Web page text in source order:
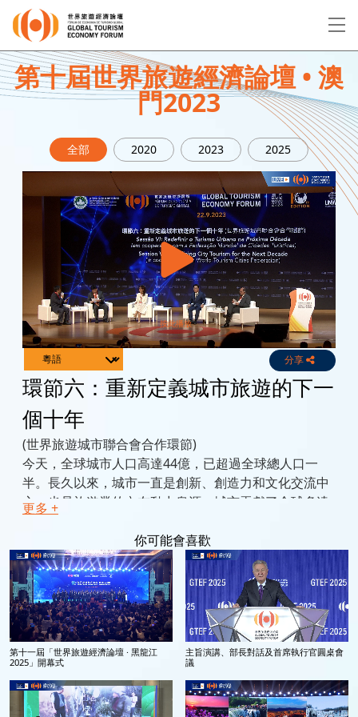
EN 繁 简
關於論壇
論壇議程
演講者
第十屆世界旅遊經濟論壇 • 澳
門2023
全部 2020 2023 2025
Channels 分享
環節六：重新定義城市旅遊的下一
個十年
(世界旅遊城市聯合會合作環節)
今天，全球城市人口高達44億，已超過全球總人口一
半。長久以來，城市一直是創新、創造力和文化交流中
心，也是旅遊業的內在動力泉源。城市貢獻了全球多達
標誌性的旅遊目的地，是吸引旅客的主要景點。預計在
未來十年，旅遊業佔主要城市經濟活動中的份額將會增
加。
此次討論環節將與世界旅遊城市聯合會（WTCF）合
作，將展示對未來城市旅遊的觀點，並共同探討旅遊業
如何幫助城市不但成為旅遊好去處，更成為宜居之地。
有哪些基礎建設及旅遊產品正在改變著城市？智慧城市
育盛事如何改變城市旅遊？有哪些創新舉措將會改變我
們對城市旅遊的認識？市中心的文化遺產保護與活化將
更多 +
你可能會喜歡
第十一屆「世界旅遊經濟論壇 · 黑龍江
2025」開幕式
主旨演講、部長對話及首席執行官圓桌會
議